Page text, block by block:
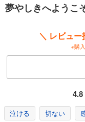
完結
あらすじ
夢やしき
円 (税
あらすじ
夢やしきへよう
＼ レビュ
※購
4.8
泣ける 切ない